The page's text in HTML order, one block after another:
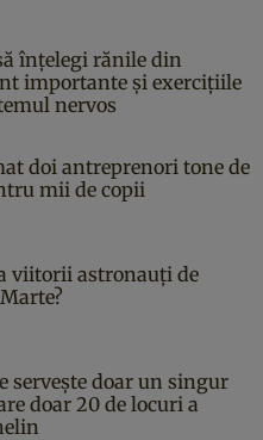
înțelegi rănile din
importante și exercițiile
nervos
doi antreprenori tone de
mii de copii
viitorii astronauți de
servește doar un singur
doar 20 de locuri a